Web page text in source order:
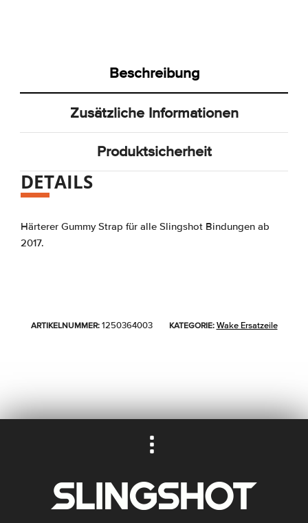
Beschreibung
Zusätzliche Informationen
Produktsicherheit
DETAILS
Härterer Gummy Strap für alle Slingshot Bindungen ab
2017.
ARTIKELNUMMER: 1250364003 KATEGORIE: Wake Ersatzeile